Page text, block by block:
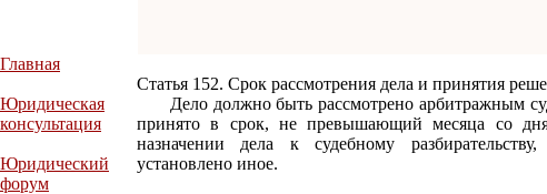
Главная
Юридическая
консультация
Юридический
форум
Статья 152. Срок рассмотрения дела и принятия
Дело должно быть рассмотрено арбитражным
принято в срок, не превышающий месяца со
назначении дела к судебному
установлено иное.